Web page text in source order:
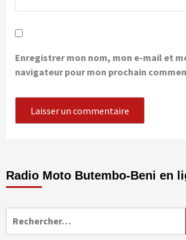
Enregistrer mon nom, mon e-mail et
navigateur pour mon prochain
Radio Moto Butembo-Beni en